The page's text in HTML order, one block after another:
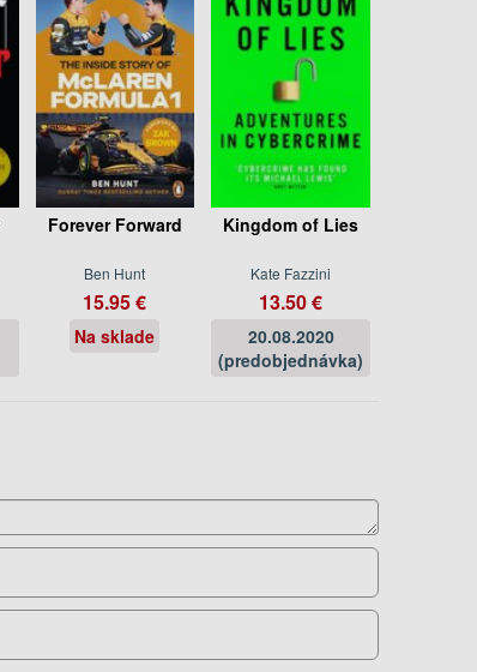
Forever Forward
Ben Hunt
15.95 €
Na sklade
Kingdom of Lies
Kate Fazzini
13.50 €
20.08.2020
(predobjednávka)